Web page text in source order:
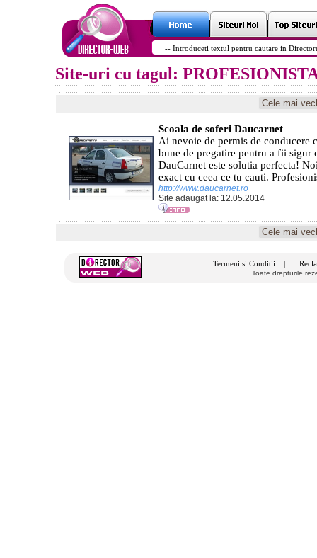
Site-uri cu tagul:
Scoala de soferi Daucarnet
Ai nevoie de permis de conducere
bune de pregatire pentru a fii sigur
DauCarnet este solutia perfecta!
exact cu ceea ce tu cauti.
http://www.daucarnet.ro
Site adaugat la: 12.05.2014
Termeni si Conditii
Toate drepturile